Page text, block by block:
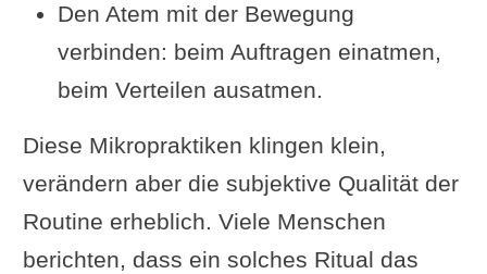
Den Atem mit der Bewegung
verbinden: beim Auftragen einatmen,
beim Verteilen ausatmen.
Diese Mikropraktiken klingen klein,
verändern aber die subjektive Qualität der
Routine erheblich. Viele Menschen
berichten, dass ein solches Ritual das